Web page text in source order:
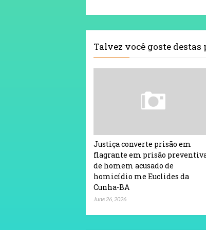
Talvez você goste destas
Justiça converte prisão em
flagrante em prisão
de homem acusado de
homicídio me Euclides da
Cunha-BA
June 26, 2026